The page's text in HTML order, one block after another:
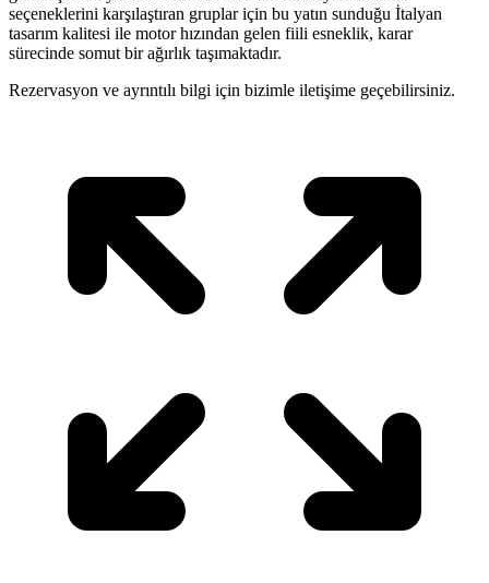
seçeneklerini karşılaştıran gruplar için bu yatın sunduğu İtalyan
tasarım kalitesi ile motor hızından gelen fiili esneklik, karar
sürecinde somut bir ağırlık taşımaktadır.
Rezervasyon ve ayrıntılı bilgi için bizimle iletişime geçebilirsiniz.